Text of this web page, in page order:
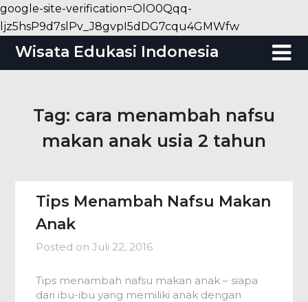
google-site-verification=OlO0Qqq-
ljz5hsP9d7slPv_J8gvpI5dDG7cqu4GMWfwSkip
content
Wisata Edukasi Indonesia
Tag: cara menambah nafsu
makan anak usia 2 tahun
Tips Menambah Nafsu Makan
Anak
Posted onJuli 22, 2016
Tips menambah nafsu makan anak – siapa
dari ibu-ibu yang memiliki anak dengan